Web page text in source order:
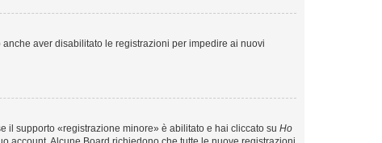
aver disabilitato le registrazioni per impedire ai nuovi
il supporto «registrazione minore» è abilitato e hai cliccato su Ho